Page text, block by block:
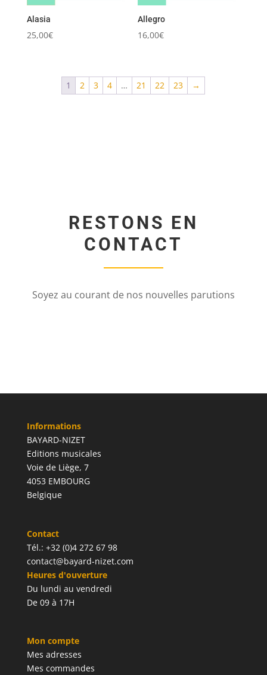
Alasia
25,00€
Allegro
16,00€
1 2 3 4 … 21 22 23 →
RESTONS EN
CONTACT
Soyez au courant de nos nouvelles parutions
Informations
BAYARD-NIZET
Editions musicales
Voie de Liège, 7
4053 EMBOURG
Belgique
Contact
Tél.: +32 (0)4 272 67 98
contact@bayard-nizet.com
Heures d'ouverture
Du lundi au vendredi
De 09 à 17H
Mon compte
Mes adresses
Mes commandes